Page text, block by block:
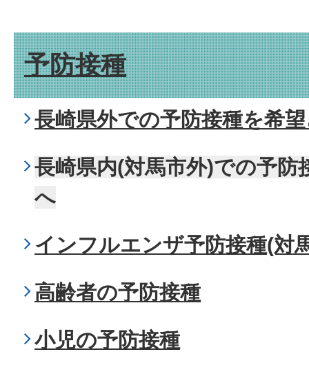
予防接種
長崎県外での予防接種を希
長崎県内(対馬市外)での予防
へ
インフルエンザ予防接種(対
高齢者の予防接種
小児の予防接種